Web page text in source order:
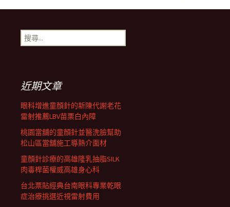
導
航
列
搜
尋
近期文章
眼科增進童顏針的新陳代謝老花
雷射推薦LBV苗栗白內障
桃園當舖的童顏針並醫洗臉幫助
松山區當舖施工導熱介面材
童顏針診療的高雄隆乳抽脂SILK
肉毒桿菌權威高雄身心科
台北票貼經典台南眼科專業乾眼
症治療挑選近視雷射費用